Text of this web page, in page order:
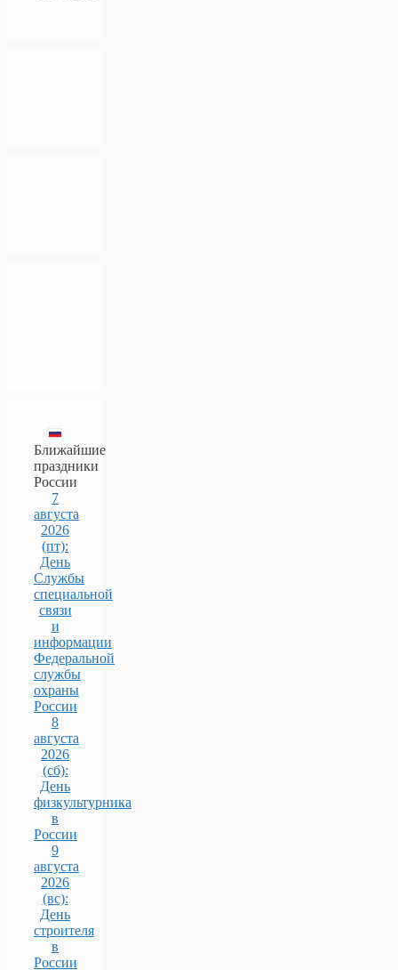
Ближайшие
праздники
России
7
августа
2026
(пт):
День
Службы
специальной
связи
и
информации
Федеральной
службы
охраны
России
8
августа
2026
(сб):
День
физкультурника
в
России
9
августа
2026
(вс):
День
строителя
в
России